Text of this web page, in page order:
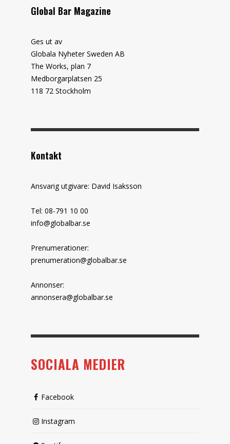
Global Bar Magazine
Ges ut av
Globala Nyheter Sweden AB
The Works, plan 7
Medborgarplatsen 25
118 72 Stockholm
Kontakt
Ansvarig utgivare: David Isaksson
Tel: 08-791 10 00
info@globalbar.se
Prenumerationer:
prenumeration@globalbar.se
Annonser:
annonsera@globalbar.se
SOCIALA MEDIER
Facebook
Instagram